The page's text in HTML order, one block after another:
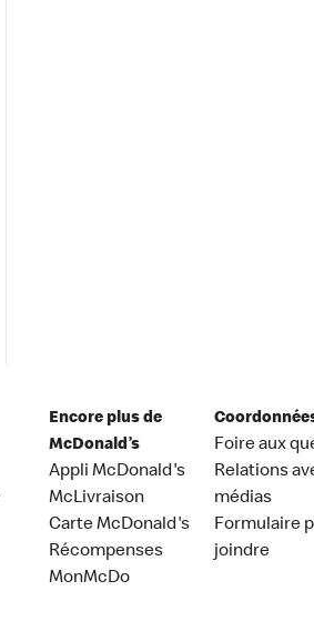
Encore plus de
McDonald’s
Appli McDonald's
McLivraison
Carte McDonald's
Récompenses
MonMcDo
Foire aux
Relations
médias
Formulaire
joindre